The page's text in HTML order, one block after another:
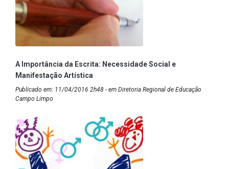
A Importância da Escrita: Necessidade Social e
Manifestação Artística
Publicado em: 11/04/2016 2h48 - em Diretoria Regional de Educação
Campo Limpo